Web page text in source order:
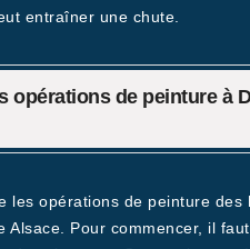
entraîner une chute.
opérations de peinture à
les opérations de peinture des
Pour commencer, il